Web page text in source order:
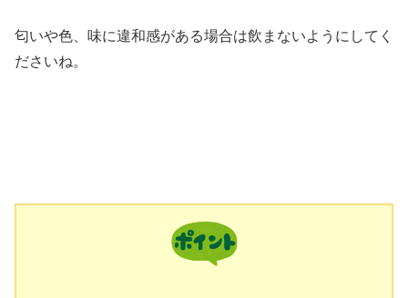
匂いや色、味に違和感がある場合は飲まないようにしてく
ださいね。